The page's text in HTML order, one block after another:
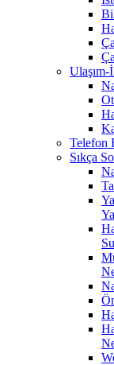
Ulaşım-
Telefon
Sıkça